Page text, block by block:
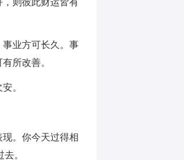
则彼此财运皆有
业方可长久。事
所改善。
。
。你今天过得相
。